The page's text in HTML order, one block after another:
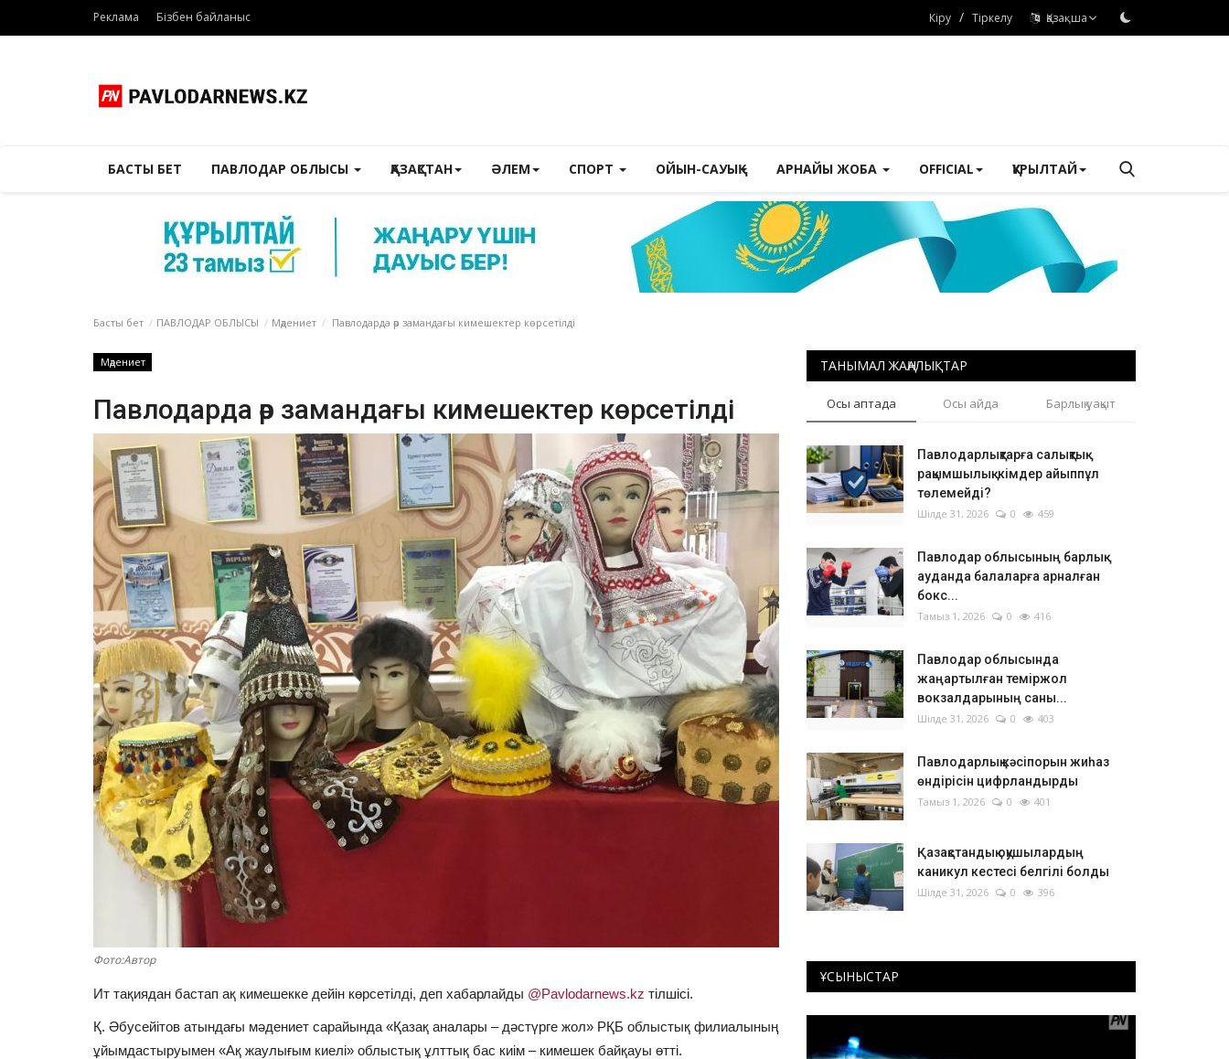
Реклама Бізбен байланыс Кіру / Тіркелу Қазақша
БАСТЫ БЕТ ПАВЛОДАР ОБЛЫСЫ ҚАЗАҚСТАН ӘЛЕМ СПОРТ ОЙЫН-САУЫҚ АРНАЙЫ ЖОБА OFFICIAL ҚҰРЫЛТАЙ
Басты бет ПАВЛОДАР ОБЛЫСЫ Мәдениет Павлодарда әр замандағы кимешектер көрсетілді
Мәдениет
Павлодарда әр замандағы кимешектер көрсетілді
Фото:Автор
Ит тақиядан бастап ақ кимешекке дейін көрсетілді, деп хабарлайды @Pavlodarnews.kz тілшісі.
Қ. Әбусейітов атындағы мәдениет сарайында «Қазақ аналары – дәстүрге жол» РҚБ облыстық филиалының
ұйымдастыруымен «Ақ жаулығым киелі» облыстық ұлттық бас киім – кимешек байқауы өтті.
ТАНЫМАЛ ЖАҢАЛЫҚТАР
Осы аптада Осы айда Барлық уақыт
Павлодарлықтарға салықтық
рақымшылық: кімдер айыппұл
төлемейді?
Шілде 31, 2026 0 459
Павлодар облысының барлық
ауданда балаларға арналған
бокс...
Тамыз 1, 2026 0 416
Павлодар облысында
жаңартылған теміржол
вокзалдарының саны...
Шілде 31, 2026 0 403
Павлодарлық кәсіпорын жиһаз
өндірісін цифрландырды
Тамыз 1, 2026 0 401
Қазақстандық оқушылардың
каникул кестесі белгілі болды
Шілде 31, 2026 0 396
ҰСЫНЫСТАР